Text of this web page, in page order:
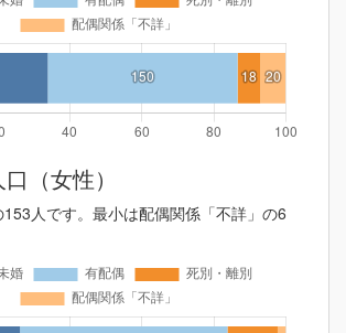
（女性）
人です。最小は配偶関係「不詳」の6